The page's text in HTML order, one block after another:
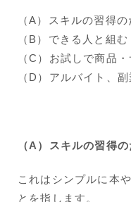
（A）スキルの習得
（B）できる人と組む
（C）お試しで商品
（D）アルバイト、
（A）スキルの習得
これはシンプルに本
とを指します。